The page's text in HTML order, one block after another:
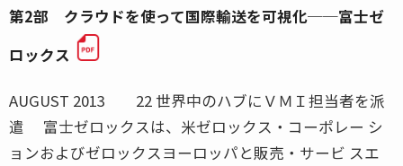
第2部 クラウドを使って国際輸送を可視化──富士ゼ
ロックス
AUGUST 2013 22 世界中のハブにＶＭＩ担当者を派
遣 富士ゼロックスは、米ゼロックス・コーポレー シ
ョンおよびゼロックスヨーロッパと販売・サービ スエ